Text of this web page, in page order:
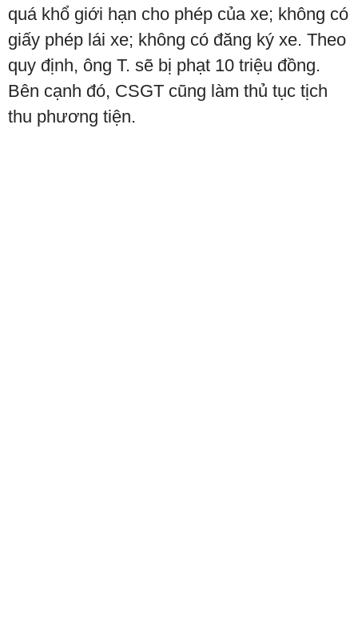
quá khổ giới hạn cho phép của xe; không có
giấy phép lái xe; không có đăng ký xe. Theo
quy định, ông T. sẽ bị phạt 10 triệu đồng.
Bên cạnh đó, CSGT cũng làm thủ tục tịch
thu phương tiện.